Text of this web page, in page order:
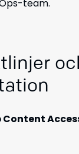
team.
Content